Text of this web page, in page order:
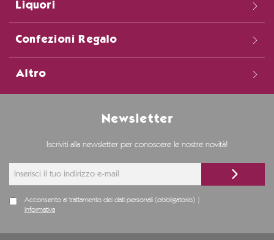
Liquori
Confezioni Regalo
Altro
Newsletter
Iscriviti alla newsletter per conoscere le nostre novità!
Acconsento al trattamento dei dati personali (obbligatorio) |
Informativa